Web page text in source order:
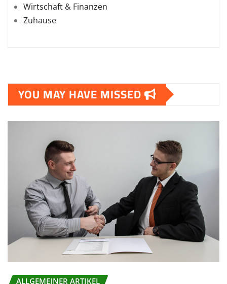
Wirtschaft & Finanzen
Zuhause
YOU MAY HAVE MISSED
ALLGEMEINER ARTIKEL